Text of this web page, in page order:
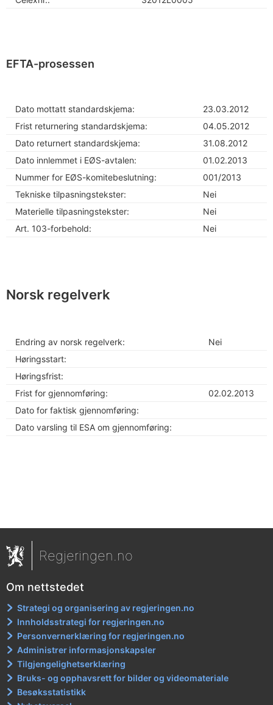
EFTA-prosessen
Dato mottatt standardskjema:
23.03.2012
Frist returnering standardskjema:
04.05.2012
Dato returnert standardskjema:
31.08.2012
Dato innlemmet i EØS-avtalen:
01.02.2013
Nummer for EØS-komitebeslutning:
001/2013
Tekniske tilpasningstekster:
Nei
Materielle tilpasningstekster:
Nei
Art. 103-forbehold:
Nei
Norsk regelverk
Endring av norsk regelverk:
Nei
Høringsstart:
Høringsfrist:
Frist for gjennomføring:
02.02.2013
Dato for faktisk gjennomføring:
Dato varsling til ESA om gjennomføring:
Regjeringen.no
Om nettstedet
Strategi og organisering av regjeringen.no
Innholdsstrategi for regjeringen.no
Personvernerklæring for regjeringen.no
Administrer informasjonskapsler
Tilgjengelighetserklæring
Bruks- og opphavsrett for bilder og videomateriale
Besøksstatistikk